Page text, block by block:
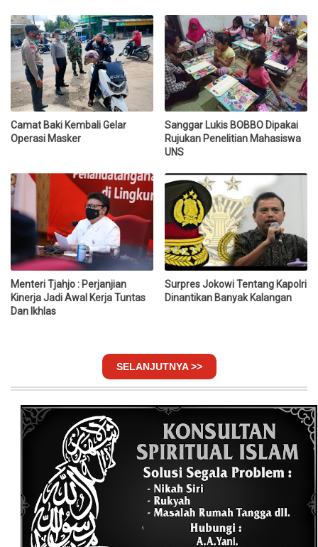
Camat Baki Kembali Gelar
Operasi Masker
Sanggar Lukis BOBBO Dipakai
Rujukan Penelitian Mahasiswa
UNS
Menteri Tjahjo : Perjanjian
Kinerja Jadi Awal Kerja Tuntas
Dan Ikhlas
Surpres Jokowi Tentang Kapolri
Dinantikan Banyak Kalangan
SELANJUTNYA >>